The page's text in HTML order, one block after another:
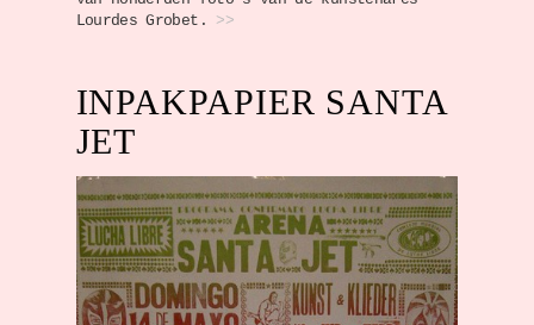
Lourdes Grobet.
>>
INPAKPAPIER SANTA
JET